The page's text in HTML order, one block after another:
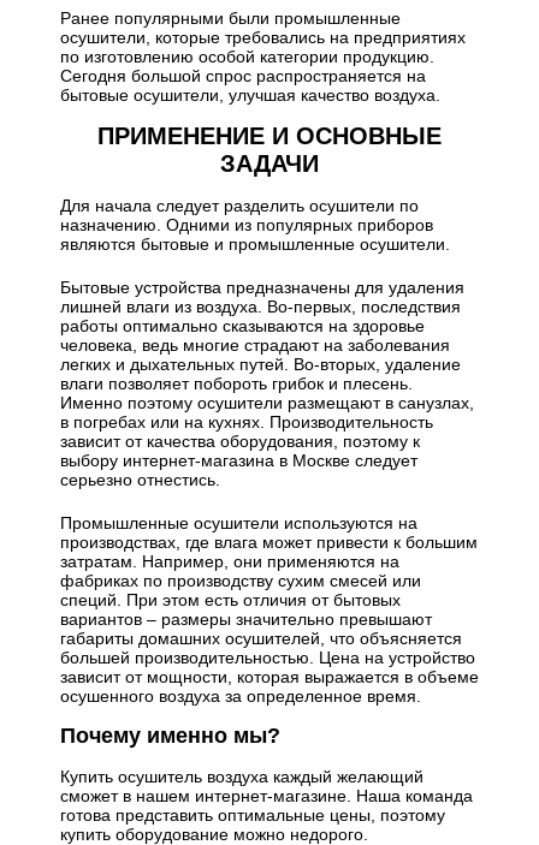
Ранее популярными были промышленные
осушители, которые требовались на предприятиях
по изготовлению особой категории продукцию.
Сегодня большой спрос распространяется на
бытовые осушители, улучшая качество воздуха.
ПРИМЕНЕНИЕ И ОСНОВНЫЕ
ЗАДАЧИ
Для начала следует разделить осушители по
назначению. Одними из популярных приборов
являются бытовые и промышленные осушители.
Бытовые устройства предназначены для удаления
лишней влаги из воздуха. Во-первых, последствия
работы оптимально сказываются на здоровье
человека, ведь многие страдают на заболевания
легких и дыхательных путей. Во-вторых, удаление
влаги позволяет побороть грибок и плесень.
Именно поэтому осушители размещают в санузлах,
в погребах или на кухнях. Производительность
зависит от качества оборудования, поэтому к
выбору интернет-магазина в Москве следует
серьезно отнестись.
Промышленные осушители используются на
производствах, где влага может привести к большим
затратам. Например, они применяются на
фабриках по производству сухим смесей или
специй. При этом есть отличия от бытовых
вариантов – размеры значительно превышают
габариты домашних осушителей, что объясняется
большей производительностью. Цена на устройство
зависит от мощности, которая выражается в объеме
осушенного воздуха за определенное время.
Почему именно мы?
Купить осушитель воздуха каждый желающий
сможет в нашем интернет-магазине. Наша команда
готова представить оптимальные цены, поэтому
купить оборудование можно недорого.